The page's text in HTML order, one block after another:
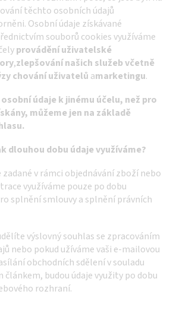
těchto osobních údajů
Osobní údaje získávané
souborů cookies využíváme
provádění uživatelské
,zlepšování našich služeb včetně
chování uživatelů amarketingu.
údaje k jinému účelu, než pro
můžeme jen na základě
dlouhou dobu údaje využíváme?
zadané v rámci objednávání zboží nebo
využíváme pouze po dobu
splnění smlouvy a splnění právních
výslovný souhlas se zpracováním
nebo pokud užíváme vaši e-mailovou
obchodních sdělení v souladu
článkem, budou údaje využity po dobu
rozhraní.